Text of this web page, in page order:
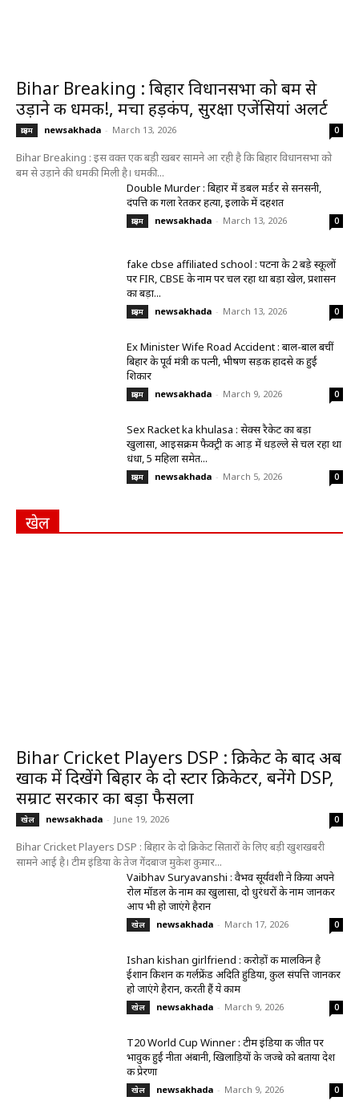
Bihar Breaking : बिहार विधानसभा को बम से
उड़ाने की धमकी!, मचा हड़कंप, सुरक्षा एजेंसियां अलर्ट
क्राइम newsakhada - March 13, 2026 0
Bihar Breaking : इस वक्त एक बड़ी खबर सामने आ रही है कि बिहार विधानसभा को
बम से उड़ाने की धमकी मिली है। धमकी...
Double Murder : बिहार में डबल मर्डर से सनसनी,
दंपत्ति की गला रेतकर हत्या, इलाके में दहशत
क्राइम newsakhada - March 13, 2026 0
fake cbse affiliated school : पटना के 2 बड़े स्कूलों
पर FIR, CBSE के नाम पर चल रहा था बड़ा खेल, प्रशासन
का बड़ा...
क्राइम newsakhada - March 13, 2026 0
Ex Minister Wife Road Accident : बाल-बाल बचीं
बिहार के पूर्व मंत्री की पत्नी, भीषण सड़क हादसे की हुईं
शिकार
क्राइम newsakhada - March 9, 2026 0
Sex Racket ka khulasa : सेक्स रैकेट का बड़ा
खुलासा, आइसक्रीम फैक्ट्री की आड़ में धड़ल्ले से चल रहा था
धंधा, 5 महिला समेत...
क्राइम newsakhada - March 5, 2026 0
खेल
Bihar Cricket Players DSP : क्रिकेट के बाद अब
खाकी में दिखेंगे बिहार के दो स्टार क्रिकेटर, बनेंगे DSP,
सम्राट सरकार का बड़ा फैसला
खेल newsakhada - June 19, 2026 0
Bihar Cricket Players DSP : बिहार के दो क्रिकेट सितारों के लिए बड़ी खुशखबरी
सामने आई है। टीम इंडिया के तेज गेंदबाज मुकेश कुमार...
Vaibhav Suryavanshi : वैभव सूर्यवंशी ने किया अपने
रोल मॉडल के नाम का खुलासा, दो धुरंधरों के नाम जानकर
आप भी हो जाएंगे हैरान
खेल newsakhada - March 17, 2026 0
Ishan kishan girlfriend : करोड़ों की मालकिन है
ईशान किशन की गर्लफ्रेंड अदिति हुंडिया, कुल संपत्ति जानकर
हो जाएंगे हैरान, करती हैं ये काम
खेल newsakhada - March 9, 2026 0
T20 World Cup Winner : टीम इंडिया की जीत पर
भावुक हुईं नीता अंबानी, खिलाड़ियों के जज्बे को बताया देश
की प्रेरणा
खेल newsakhada - March 9, 2026 0